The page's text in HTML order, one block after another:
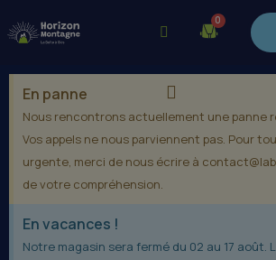
En panne
Nous rencontrons actuellement une panne
Vos appels ne nous parviennent pas. Pour
urgente, merci de nous écrire à
de votre compréhension.
En vacances !
Notre magasin sera fermé du 02 au 17 août.